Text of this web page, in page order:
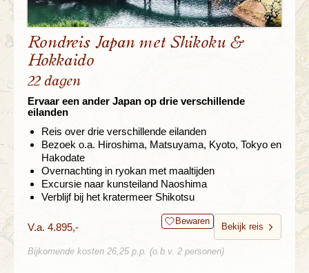
Rondreis Japan met Shikoku &
Hokkaido
22 dagen
Ervaar een ander Japan op drie verschillende
eilanden
Reis over drie verschillende eilanden
Bezoek o.a. Hiroshima, Matsuyama, Kyoto, Tokyo en
Hakodate
Overnachting in ryokan met maaltijden
Excursie naar kunsteiland Naoshima
Verblijf bij het kratermeer Shikotsu
V.a. 4.895,- Bewaren
Bekijk reis
Bijkomende kosten 26,25 p.p. (o.b.v. 2 personen)